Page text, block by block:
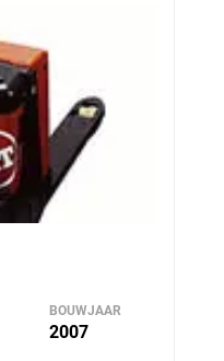
BOUWJAAR
2007